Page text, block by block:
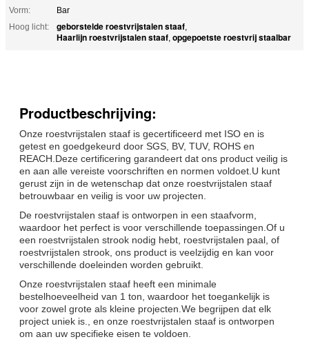
Vorm:
Bar
Hoog licht:
geborstelde roestvrijstalen staaf,
Haarlijn roestvrijstalen staaf, opgepoetste roestvrij staalbar
Productbeschrijving:
Onze roestvrijstalen staaf is gecertificeerd met ISO en is
getest en goedgekeurd door SGS, BV, TUV, ROHS en
REACH.Deze certificering garandeert dat ons product veilig is
en aan alle vereiste voorschriften en normen voldoet.U kunt
gerust zijn in de wetenschap dat onze roestvrijstalen staaf
betrouwbaar en veilig is voor uw projecten.
De roestvrijstalen staaf is ontworpen in een staafvorm,
waardoor het perfect is voor verschillende toepassingen.Of u
een roestvrijstalen strook nodig hebt, roestvrijstalen paal, of
roestvrijstalen strook, ons product is veelzijdig en kan voor
verschillende doeleinden worden gebruikt.
Onze roestvrijstalen staaf heeft een minimale
bestelhoeveelheid van 1 ton, waardoor het toegankelijk is
voor zowel grote als kleine projecten.We begrijpen dat elk
project uniek is., en onze roestvrijstalen staaf is ontworpen
om aan uw specifieke eisen te voldoen.